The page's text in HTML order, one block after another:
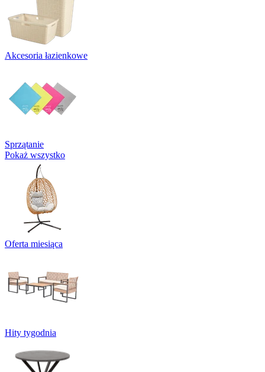
Akcesoria łazienkowe
Sprzątanie
Pokaż wszystko
Oferta miesiąca
Hity tygodnia